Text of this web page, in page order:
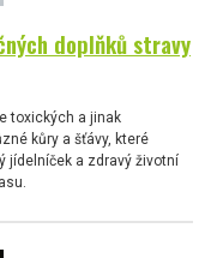
doplňků stravy
toxických a jinak
kůry a šťávy, které
jídelníček a zdravý životní